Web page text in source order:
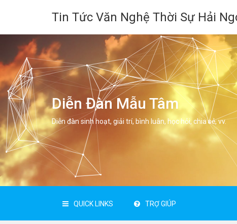
Tin Tức Văn Nghệ Thời Sự Hải
Diễn Đàn Mẫu Tâm
Diễn đàn sinh hoạt, giải trí, bình luân, học hỏi, chia sẻ, vv.
QUICK LINKS TRỢ GIÚP